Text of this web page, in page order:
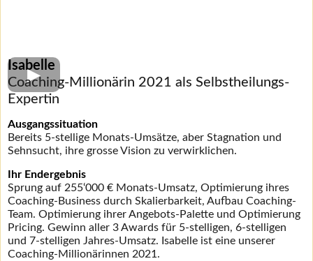
Isabelle
Coaching-Millionärin 2021 a ls Selbstheilungs-
Expertin
Ausgangssituation
Bereits 5-stellige Monats-Umsätze, aber Stagnation und
Sehnsucht, ihre grosse Vision zu verwirklichen.
Ihr Endergebnis
Sprung auf 255‘000 € Monats-Umsatz, Optimierung ihres
Coaching-Business durch Skalierbarkeit, Aufbau Coaching-
Team. Optimierung ihrer Angebots-Palette und Optimierung
Pricing. Gewinn aller 3 Awards für 5-stelligen, 6-stelligen
und 7-stelligen Jahres-Umsatz. Isabelle ist eine unserer
Coaching-Millionärinnen 2021.